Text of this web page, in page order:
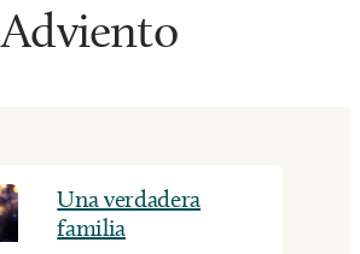
Adviento
Una verdadera
familia